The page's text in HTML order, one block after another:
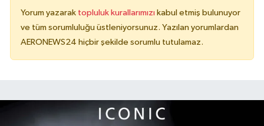
Yorum yazarak topluluk kurallarımızı kabul etmiş bulunuyor
ve tüm sorumluluğu üstleniyorsunuz. Yazılan yorumlardan
AERONEWS24 hiçbir şekilde sorumlu tutulamaz.